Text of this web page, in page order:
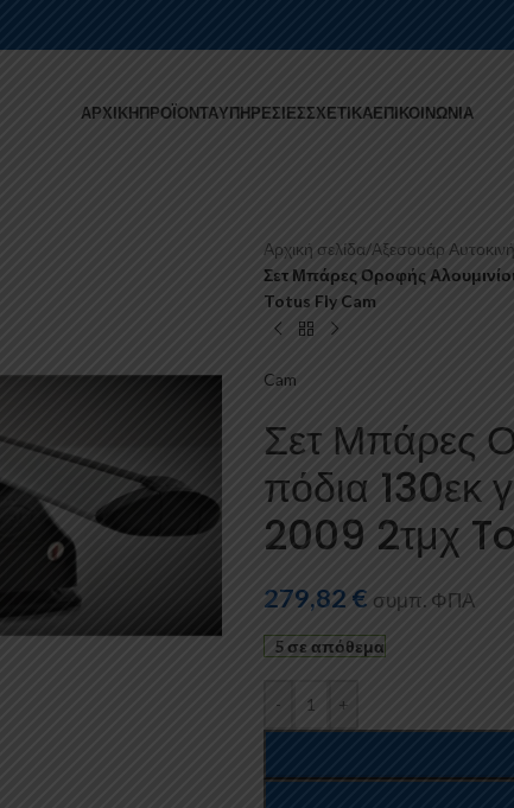
ΑΡΧΙΚΉΠΡΟΪΌΝΤΑΥΠΗΡΕΣΊΕΣΣΧΕΤΙΚΆΕΠΙΚΟΙΝΩΝΊΑ
Αρχική σελίδα/Αξεσουάρ
Σετ Μπάρες Οροφής
Totus Fly Cam
Cam
Σετ Μπάρες
πόδια
2009 2τμχ
279,82 € συμπ. ΦΠΑ
5 σε απόθεμα
- +